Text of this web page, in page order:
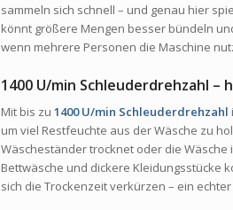
sammeln sich schnell – und genau hier
könnt größere Mengen besser bündeln
wenn mehrere Personen die Maschine
1400 U/min Schleuderdrehzahl
Mit bis zu1400 U/min Schleuderdrehzahl
um viel Restfeuchte aus der Wäsche zu
Wäscheständer trocknet oder die Wäsche
Bettwäsche und dickere Kleidungsstücke
sich die Trockenzeit verkürzen – ein